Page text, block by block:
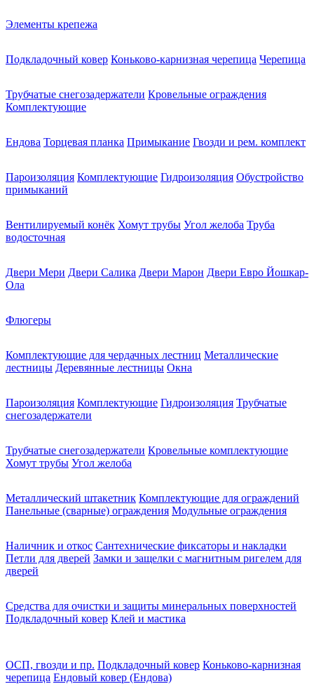
Элементы крепежа
Подкладочный ковер Коньково-карнизная черепица Черепица
Трубчатые снегозадержатели Кровельные ограждения
Комплектующие
Ендова Торцевая планка Примыкание Гвозди и рем. комплект
Пароизоляция Комплектующие Гидроизоляция Обустройство
примыканий
Вентилируемый конёк Хомут трубы Угол желоба Труба
водосточная
Двери Мери Двери Салика Двери Марон Двери Евро Йошкар-
Ола
Флюгеры
Комплектующие для чердачных лестниц Металлические
лестницы Деревянные лестницы Окна
Пароизоляция Комплектующие Гидроизоляция Трубчатые
снегозадержатели
Трубчатые снегозадержатели Кровельные комплектующие
Хомут трубы Угол желоба
Металлический штакетник Комплектующие для ограждений
Панельные (сварные) ограждения Модульные ограждения
Наличник и откос Сантехнические фиксаторы и накладки
Петли для дверей Замки и защелки с магнитным ригелем для
дверей
Средства для очистки и защиты минеральных поверхностей
Подкладочный ковер Клей и мастика
ОСП, гвозди и пр. Подкладочный ковер Коньково-карнизная
черепица Ендовый ковер (Ендова)